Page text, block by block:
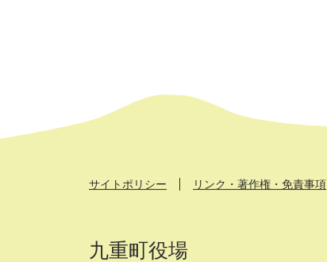
サイトポリシー リンク・著作権・免責事項
九重町役場